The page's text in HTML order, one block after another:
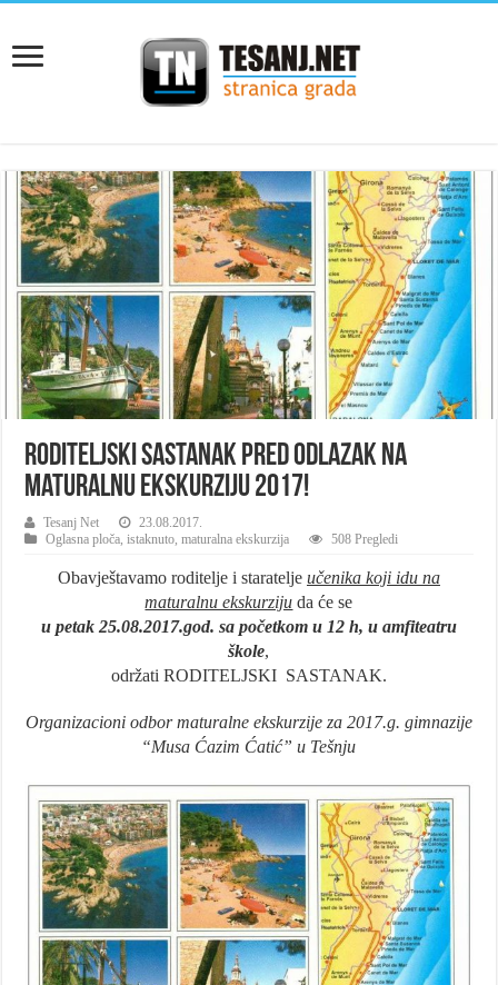
Roditeljski sastanak pred odlazak na
maturalnu ekskurziju 2017!
Tesanj Net
23.08.2017.
Oglasna ploča ,istaknuto ,maturalna ekskurzija 508 Pregledi
Obavještavamo roditelje i staratelje učenika koji idu na
maturalnu ekskurziju da će se
u petak 25.08.2017.god. sa početkom u 12 h, u amfiteatru
škole,
održati RODITELJSKI SASTANAK.
Organizacioni odbor maturalne ekskurzije za 2017.g. gimnazije
“Musa Ćazim Ćatić” u Tešnju